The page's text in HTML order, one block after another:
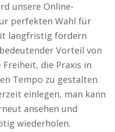
unsere Online-
perfekten Wahl für
langfristig fördern
Vorteil von
die Praxis in
Tempo zu gestalten.
einlegen, man kann
ansehen und
wiederholen.